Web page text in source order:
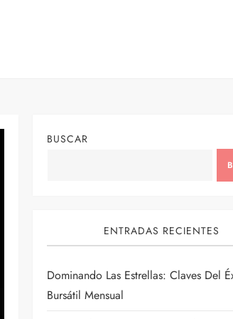
BUSCAR
ENTRADAS RECIENTES
Dominando Las Estrellas: Claves Del
Bursátil Mensual